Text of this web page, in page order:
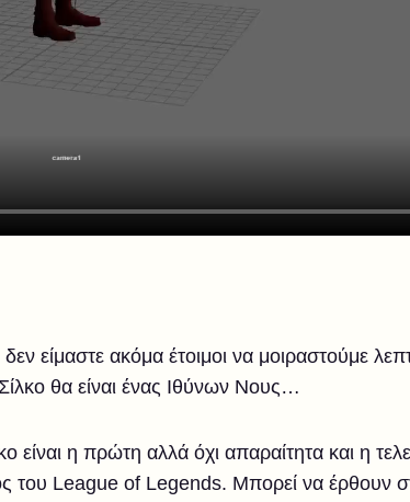
είμαστε ακόμα έτοιμοι να μοιραστούμε
θα είναι ένας Ιθύνων Νους…
είναι η πρώτη αλλά όχι απαραίτητα και η
του League of Legends. Μπορεί να έρθουν